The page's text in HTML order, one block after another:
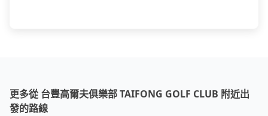
更多從 台豐高爾夫俱樂部 TAIFONG GOLF CLUB 附近出
發的路線